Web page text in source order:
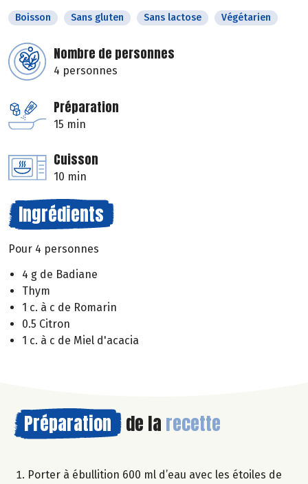
Boisson Sans gluten Sans lactose Végétarien
Nombre de personnes
4 personnes
Préparation
15 min
Cuisson
10 min
Ingrédients
Pour 4 personnes
4 g de Badiane
Thym
1 c. à c de Romarin
0.5 Citron
1 c. à c de Miel d'acacia
Préparation de la recette
Porter à ébullition 600 ml d’eau avec les étoiles de